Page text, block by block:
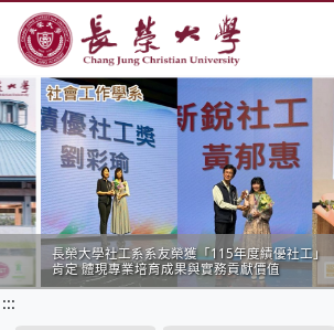
跳到主要內容區塊
長榮大學全球資訊網中
長榮大學社工系系友榮獲「115年度績優社工」
肯定 體現專業培育成果與實務貢獻價值
:::